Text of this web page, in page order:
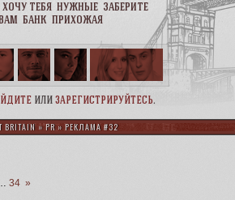
хочу тебя нужные заберите
банк прихожая
или зарегистрируйтесь.
BRITAIN »PR » РЕКЛАМА #32
34 »